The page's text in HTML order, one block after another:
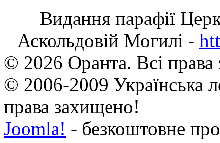
Видання парафії
Аскольдовій Могилі -
© 2026 Оранта. Всі
© 2006-2009 Українська
права захищено!
Joomla! - безкоштовне